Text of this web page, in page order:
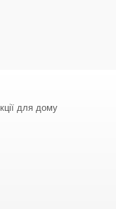
для дому